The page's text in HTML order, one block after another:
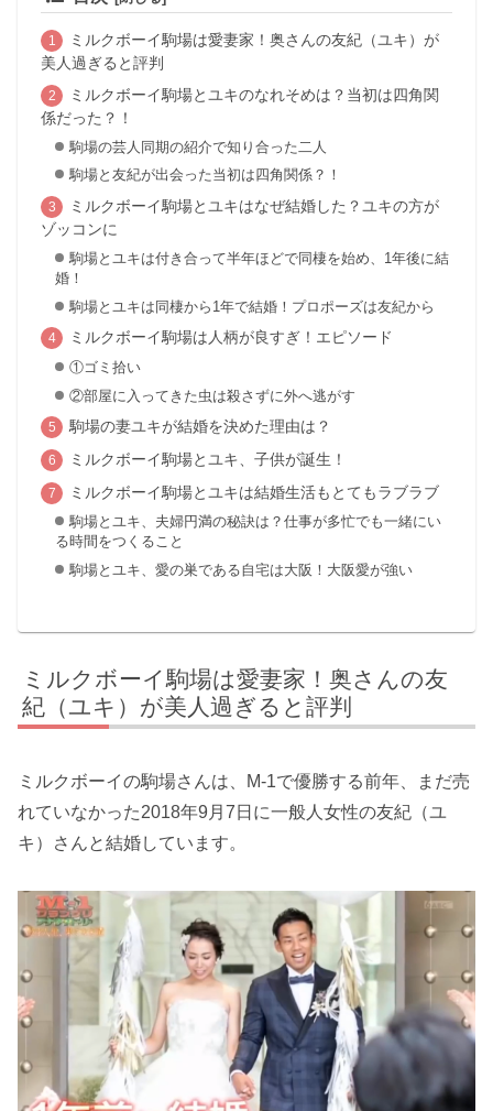
ミルクボーイ駒場は愛妻家！奥さんの友紀（ユキ）が
美人過ぎると評判
ミルクボーイ駒場とユキのなれそめは？当初は四角関
係だった？！
駒場の芸人同期の紹介で知り合った二人
駒場と友紀が出会った当初は四角関係？！
ミルクボーイ駒場とユキはなぜ結婚した？ユキの方が
ゾッコンに
駒場とユキは付き合って半年ほどで同棲を始め、1年後に結
婚！
駒場とユキは同棲から1年で結婚！プロポーズは友紀から
ミルクボーイ駒場は人柄が良すぎ！エピソード
①ゴミ拾い
②部屋に入ってきた虫は殺さずに外へ逃がす
駒場の妻ユキが結婚を決めた理由は？
ミルクボーイ駒場とユキ、子供が誕生！
ミルクボーイ駒場とユキは結婚生活もとてもラブラブ
駒場とユキ、夫婦円満の秘訣は？仕事が多忙でも一緒にい
る時間をつくること
駒場とユキ、愛の巣である自宅は大阪！大阪愛が強い
ミルクボーイ駒場は愛妻家！奥さんの友
紀（ユキ）が美人過ぎると評判
ミルクボーイの駒場さんは、M-1で優勝する前年、まだ売
れていなかった2018年9月7日に一般人女性の友紀（ユ
キ）さんと結婚しています。